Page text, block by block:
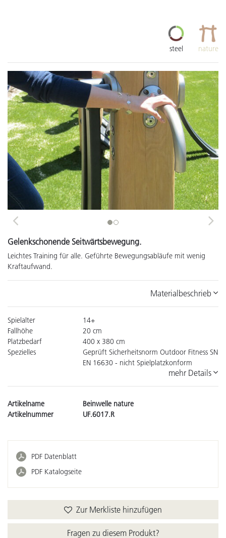
steel nature
Previous Next
Gelenkschonende Seitwärtsbewegung.
Leichtes Training für alle. Geführte Bewegungsabläufe mit wenig
Kraftaufwand.
Materialbeschrieb
Spielalter
14+
Fallhöhe
20 cm
Platzbedarf
400 x 380 cm
Spezielles
Geprüft Sicherheitsnorm Outdoor Fitness SN
EN 16630 - nicht Spielplatzkonform
mehr Details
Artikelname
Beinwelle nature
Artikelnummer
UF.6017.R
PDF Datenblatt
PDF Katalogseite
Zur Merkliste hinzufügen
Fragen zu diesem Produkt?